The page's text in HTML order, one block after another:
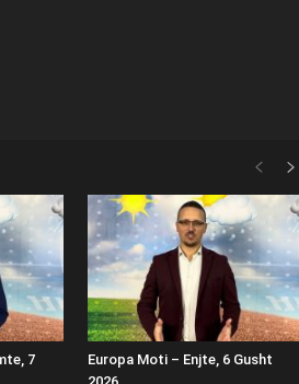
7
Europa Moti – Enjte, 6 Gusht